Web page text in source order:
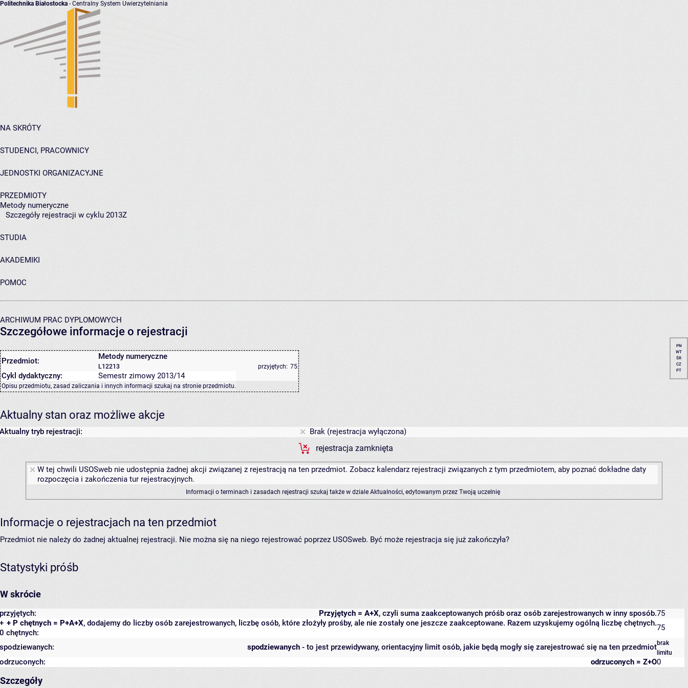
Politechnika Białostocka - Centralny System Uwierzytelniania
NA SKRÓTY
STUDENCI, PRACOWNICY
JEDNOSTKI ORGANIZACYJNE
PRZEDMIOTY
Metody numeryczne
Szczegóły rejestracji w cyklu 2013Z
STUDIA
AKADEMIKI
POMOC
ARCHIWUM PRAC DYPLOMOWYCH
Szczegółowe informacje o rejestracji
Przedmiot: Metody numeryczne
L12213 przyjętych: 75
Cykl dydaktyczny: Semestr zimowy 2013/14
Opisu przedmiotu, zasad zaliczania i innych informacji szukaj na stronie przedmiotu.
PN
WT
ŚR
CZ
PT
Aktualny stan oraz możliwe akcje
Aktualny tryb rejestracji:
Brak (rejestracja wyłączona)
rejestracja zamknięta
W tej chwili USOSweb nie udostępnia żadnej akcji związanej z rejestracją na ten przedmiot. Zobacz kalendarz rejestracji związanych z tym przedmiotem, aby poznać dokładne daty
rozpoczęcia i zakończenia tur rejestracyjnych.
Informacji o terminach i zasadach rejestracji szukaj także w dziale Aktualności, edytowanym przez Twoją uczelnię
Informacje o rejestracjach na ten przedmiot
Przedmiot nie należy do żadnej aktualnej rejestracji. Nie można się na niego rejestrować poprzez USOSweb. Być może rejestracja się już zakończyła?
Statystyki próśb
W skrócie
Przyjętych = A+X, czyli suma zaakceptowanych próśb oraz osób zarejestrowanych w inny sposób.
przyjętych:
75
+ P chętnych = P+A+X, dodajemy do liczby osób zarejestrowanych, liczbę osób, które złożyły prośby, ale nie zostały one jeszcze zaakceptowane. Razem uzyskujemy ogólną liczbę chętnych.
+
0 chętnych:
75
spodziewanych - to jest przewidywany, orientacyjny limit osób, jakie będą mogły się zarejestrować się na ten przedmiot
spodziewanych:
brak
limitu
odrzuconych = Z+O
odrzuconych: 0
Szczegóły